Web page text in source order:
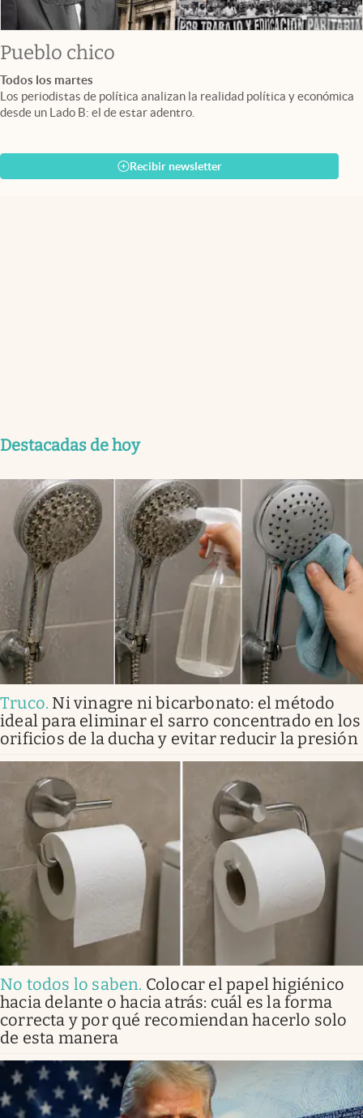
Pueblo chico
Todos los martes
Los periodistas de política analizan la realidad política y económica
desde un Lado B: el de estar adentro.
Recibir newsletter
Destacadas de hoy
Truco. Ni vinagre ni bicarbonato: el método
ideal para eliminar el sarro concentrado en los
orificios de la ducha y evitar reducir la presión
No todos lo saben. Colocar el papel higiénico
hacia delante o hacia atrás: cuál es la forma
correcta y por qué recomiendan hacerlo solo
de esta manera